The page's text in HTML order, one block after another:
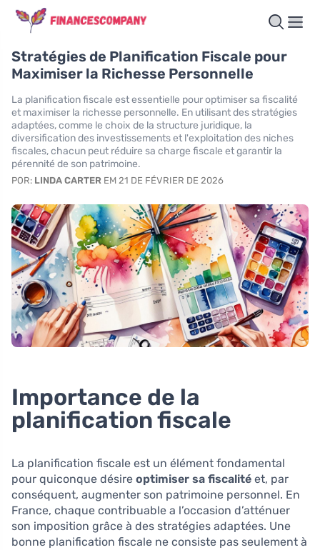
Stratégies de Planification Fiscale pour
Maximiser la Richesse Personnelle
La planification fiscale est essentielle pour optimiser sa fiscalité
et maximiser la richesse personnelle. En utilisant des stratégies
adaptées, comme le choix de la structure juridique, la
diversification des investissements et l'exploitation des niches
fiscales, chacun peut réduire sa charge fiscale et garantir la
pérennité de son patrimoine.
POR: LINDA CARTER EM 21 DE FÉVRIER DE 2026
Importance de la
planification fiscale
La planification fiscale est un élément fondamental
pour quiconque désire optimiser sa fiscalité et, par
conséquent, augmenter son patrimoine personnel. En
France, chaque contribuable a l’occasion d’atténuer
son imposition grâce à des stratégies adaptées. Une
bonne planification fiscale ne consiste pas seulement à